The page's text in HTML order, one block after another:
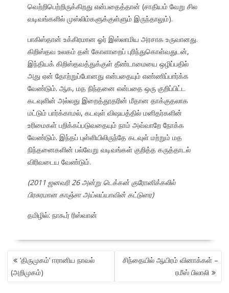
வெற்றிபெற்றிருக்கிறது என்பதைத்தான் (சாதியம் வேறு சில
வடிவங்களில் முஸ்லிம்களுக்குள்ளும் இருந்தாலும்).
பாகிஸ்தான் உக்கிரமான ஓர் இஸ்லாமிய அரசாக உருவானது.
கிறிஸ்தவ உலகம் தன் கோளாறைப் புரிந்துகொள்வதுடன்,
இந்தியக் கிறிஸ்தவத்துக்குள் தீண்டாமையை ஒழிப்பதில்
அது ஏன் தோற்றுப்போனது என்பதையும் எண்ணிப்பார்க்க
வேண்டும். ஆக, மத நிந்தனை என்பதை ஒரு குறிப்பிட்ட
கடவுளின் அல்லது இறைத்தூதரின் மீதான தாக்குதலாக
மட்டும் பார்க்காமல், கடவுள் விஷயத்தில் மனிதர்களின்
உரிமைகள் பறிக்கப்படுவதையும் நாம் அவ்வாறே நோக்க
வேண்டும். இந்தப் புள்ளியிலிருந்தே கடவுள் மற்றும் மத
நிந்தனைகளின் பல்வேறு வடிவங்கள் குறித்த கருத்தாடல்
விரிவடைய வேண்டும்.
(2011 ஜனவரி 26 அன்று டெக்கன் குரோனிக்கலில்
பிரசுரமான காஞ்சா அய்லய்யாவின் கட்டுரை)
தமிழில்: நாகூர் ரிஸ்வான்
POST
NAVIGATION
‘திருமுகம்’ ஈரானிய நாவல்
(அறிமுகம்)
சிந்தையில் ஆயிரம் வினாக்கள் –
ரமீஸ் பிலாலி